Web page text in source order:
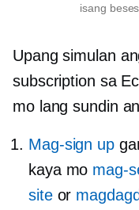
isang beses
Upang simulan
subscription sa
mo lang sundin
Mag-sign up
kaya mo mag-
siteor